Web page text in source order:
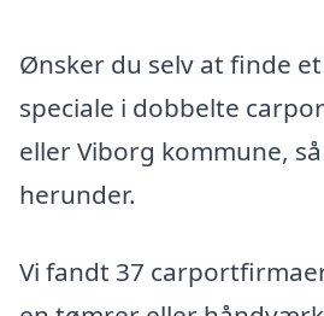
Ønsker du selv at finde
speciale i dobbelte
eller Viborg kommune,
herunder.
Vi fandt 37